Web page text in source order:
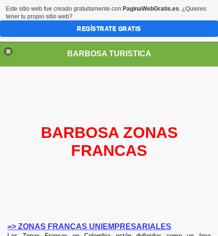
BARBOSA TURISTICA
BARBOSA ZONAS
FRANCAS
=> ZONAS FRANCAS UNIEMPRESARIALES
Este sitio web fue creado gratuitamente con PaginaWebGratis.es. ¿Quieres
tener tu propio sitio web?
REGÍSTRATE GRATIS